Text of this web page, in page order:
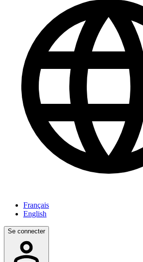
Français
English
Se connecter